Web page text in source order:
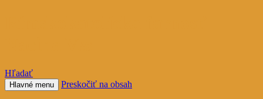
Hľadať
Hlavné menu Preskočiť na obsah